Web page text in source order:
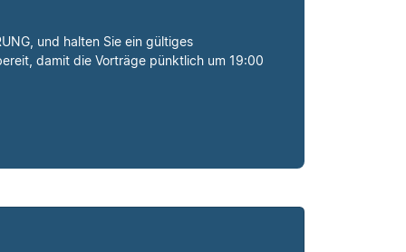
und halten Sie ein gültiges
damit die Vorträge pünktlich um 19:00